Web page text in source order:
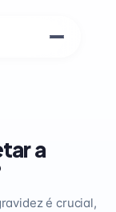
a
é crucial,